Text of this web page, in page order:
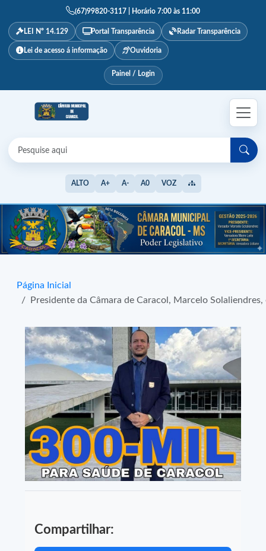
(67)99820-3117 | Horário 7:00 às 11:00
LEI Nº 14.129 Portal Transparência Radar Transparência
Lei de acesso á informação Ouvidoria
Painel / Login
ALTO A+ A- A0 VOZ
Página Inicial
Presidente da Câmara de Caracol, Marcelo
Compartilhar: